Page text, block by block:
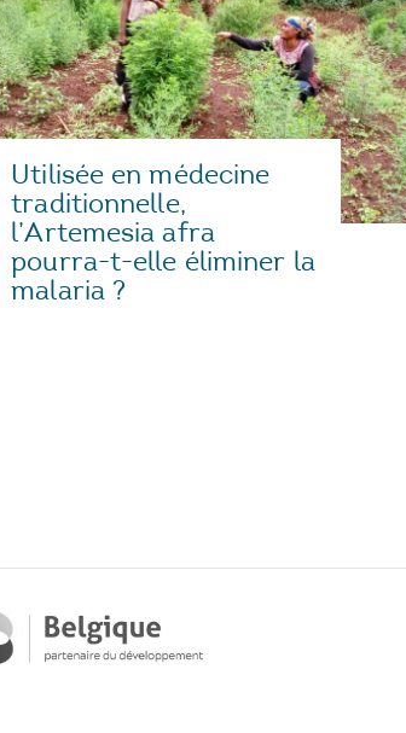
Utilisée en médecine
traditionnelle,
l’Artemesia afra
pourra-t-elle éliminer la
malaria ?